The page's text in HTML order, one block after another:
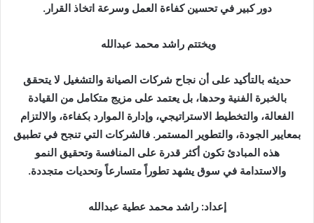
دور كبير في تحسين كفاءة العمل وسرعة اتخاذ القرار.
ويختتم راشد محمد عبدالله
حديثه بالتأكيد على أن نجاح شركات الصيانة والتشغيل لا يتحقق
بالخبرة الفنية وحدها، بل يعتمد على مزيج متكامل من القيادة
الفعالة، والتخطيط الاستراتيجي، وإدارة الموارد بكفاءة، والالتزام
بمعايير الجودة، والتطوير المستمر. فالشركات التي تنجح في تطبيق
هذه المبادئ تكون أكثر قدرة على المنافسة وتحقيق النمو
والاستدامة في سوق يشهد تطوراً متسارعاً وتحديات متجددة.
إعداد: راشد محمد عطية عبدالله